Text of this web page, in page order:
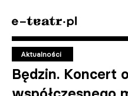
Aktualności
Będzin. Koncert